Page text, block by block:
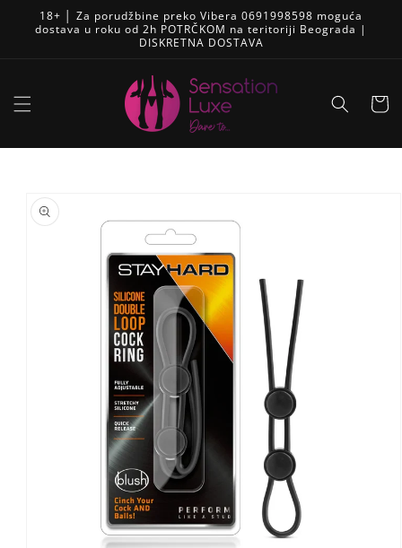
na
sadržaj
18+ │ Za porudžbine preko Vibera 0691998598 moguća
dostava u roku od 2h POTRČKOM na teritoriji Beograda |
DISKRETNA DOSTAVA
Korpa
information